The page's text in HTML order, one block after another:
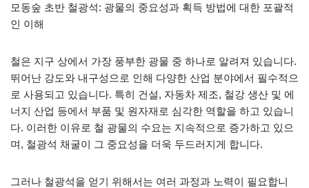
모동숲 초반 철광석: 광물의 중요성과 획득 방법에 대한 포괄적
인 이해
철은 지구 상에서 가장 풍부한 광물 중 하나로 알려져 있습니다.
뛰어난 강도와 내구성으로 인해 다양한 산업 분야에서 필수적으
로 사용되고 있습니다. 특히 건설, 자동차 제조, 철강 생산 및 에
너지 산업 등에서 부품 및 원자재로 심각한 역할을 하고 있습니
다. 이러한 이유로 철 광물의 수요는 지속적으로 증가하고 있으
며, 철광석 채굴이 그 중요성을 더욱 두드러지게 합니다.
그러나 철광석을 얻기 위해서는 여러 과정과 노력이 필요합니